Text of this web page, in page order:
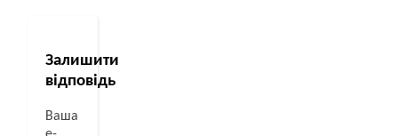
Залишити
відповідь
Ваша